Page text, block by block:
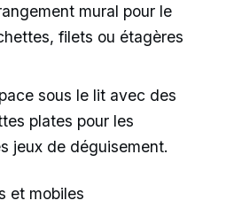
mural pour le
filets ou étagères
sous le lit avec des
plates pour les
jeux de déguisement.
et mobiles